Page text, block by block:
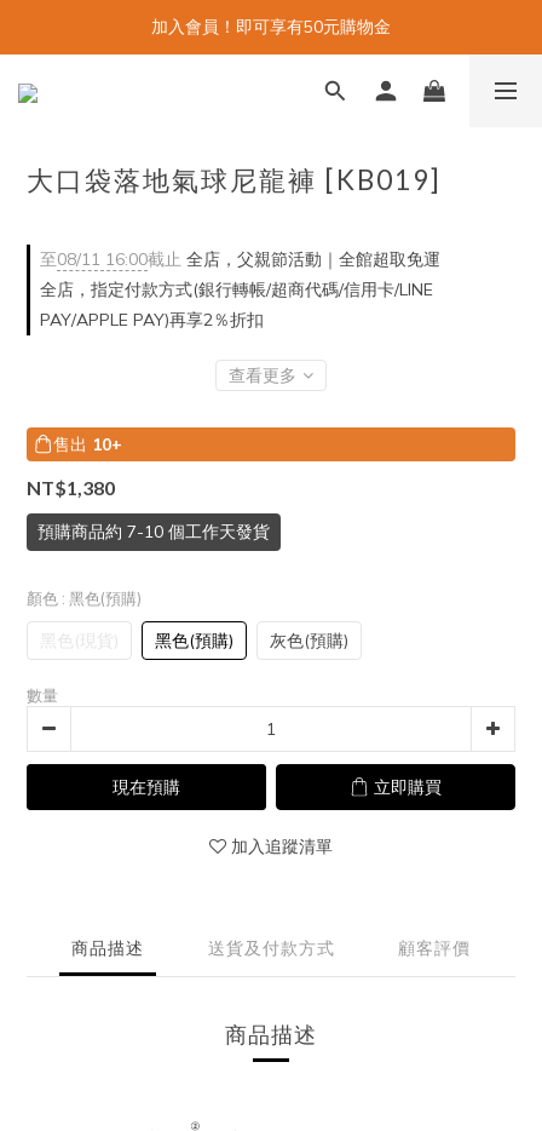
加入會員！即可享有50元購物金
大口袋落地氣球尼龍褲 [KB019]
至08/11 16:00截止 全店，父親節活動｜全館超取免運
全店，指定付款方式(銀行轉帳/超商代碼/信用卡/LINE
PAY/APPLE PAY)再享2％折扣
查看更多
售出 10+
NT$1,380
預購商品約 7-10 個工作天發貨
顏色 : 黑色(預購)
黑色(現貨) 黑色(預購) 灰色(預購)
數量
現在預購 立即購買
加入追蹤清單
商品描述 送貨及付款方式 顧客評價
商品描述